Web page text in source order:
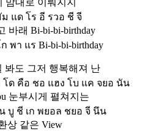
แด โร อี รวอ ชี จี
바래 Bi-bi-bi-birthday
พา แร Bi-bi-bi-birthday
봐도 그저 행복해져 난
โด คือ ชอ แฮง โบ แค จยอ นัน
눈부시게 펼쳐지는
บู ชี เก พยอล ชยอ จี นึน
상 같은 View